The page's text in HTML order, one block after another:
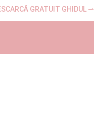
GRATUIT GHIDUL ⇀